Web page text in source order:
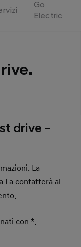
Go
Electric
drive –
La
La contatterà al
con *.